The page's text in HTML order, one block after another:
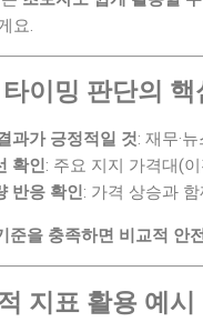
요.
이밍 판단의 핵
과가 긍정적일 것: 재무·
확인: 주요 지지 가격대(
반응 확인: 가격 상승과
준을 충족하면 비교적 안
지표 활용 예시